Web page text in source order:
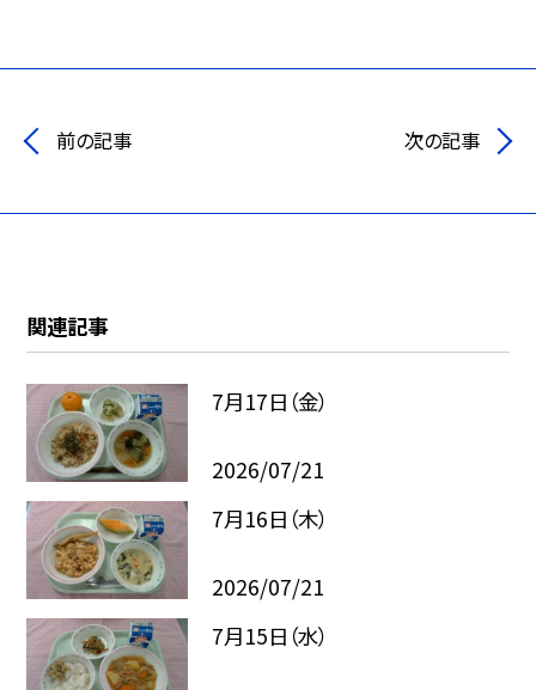
前の記事 次の記事
関連記事
7月17日（金）
2026/07/21
7月16日（木）
2026/07/21
7月15日（水）